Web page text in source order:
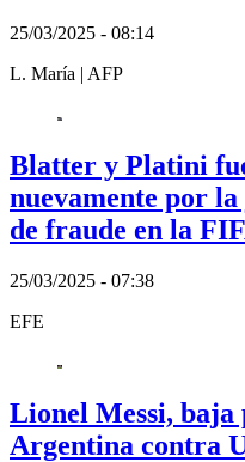
25/03/2025 - 08:14
L. María | AFP
Blatter y Platini
nuevamente por
de fraude en la
25/03/2025 - 07:38
EFE
Lionel Messi, baja
Argentina contra